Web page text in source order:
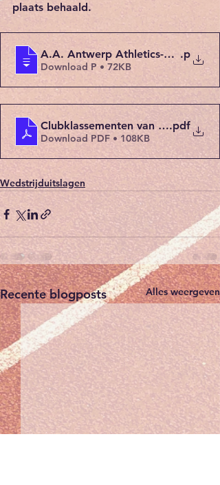
plaats behaald.
A.A. Antwerp Athletics- .p
Download P • 72KB
Clubklassementen van de.pdf
Download PDF • 108KB
Wedstrijduitslagen
Recente blogposts Alles weergeven